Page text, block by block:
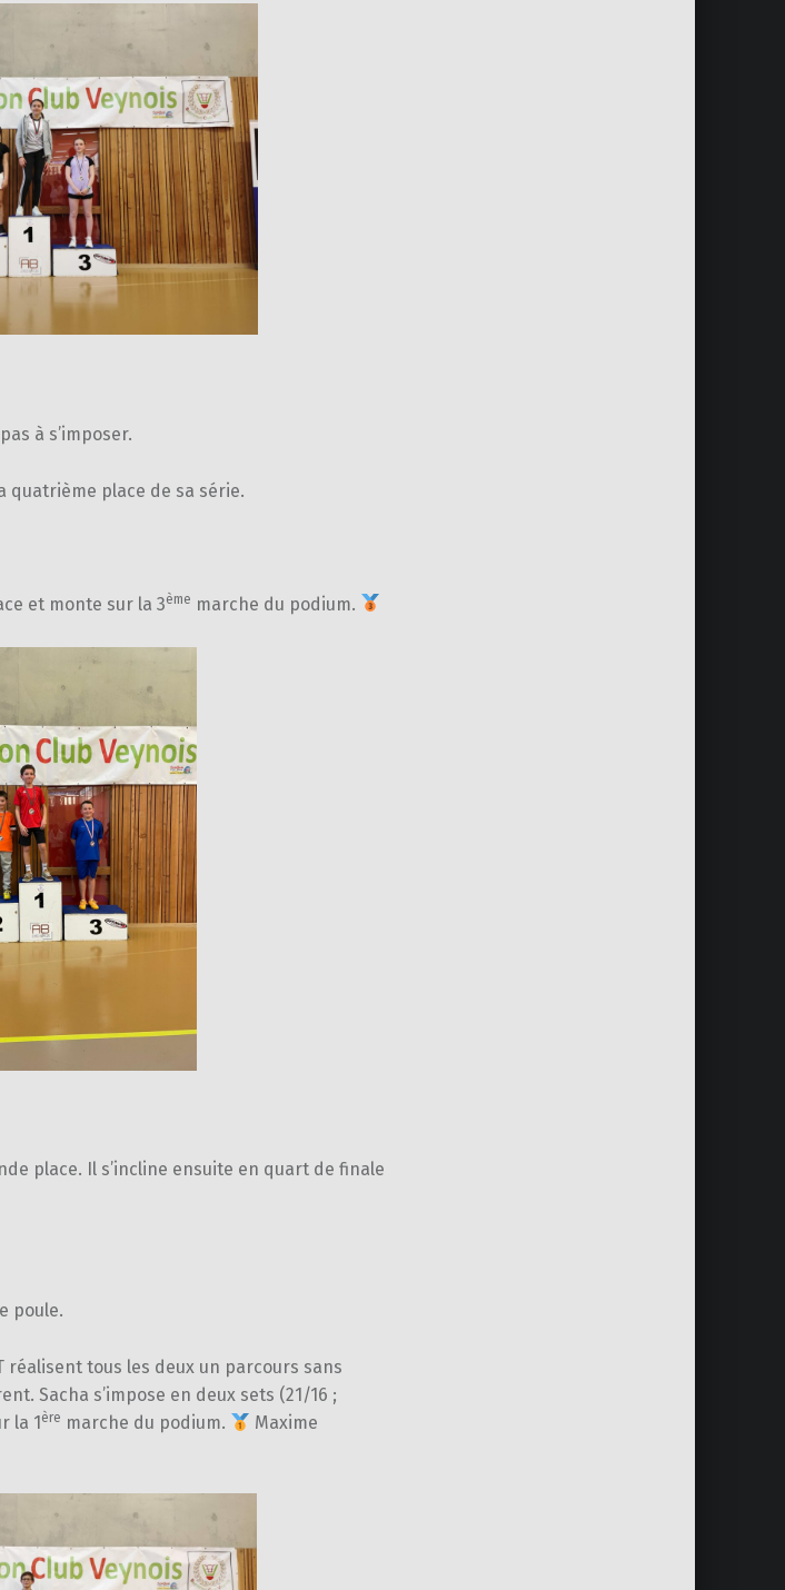
à s’imposer.
quatrième place de sa série.
et monte sur la 3ème marche du podium.
place. Il s’incline ensuite en quart de finale
poule.
réalisent tous les deux un parcours sans
Sacha s’impose en deux sets (21/16 ;
la 1ère marche du podium.
Maxime